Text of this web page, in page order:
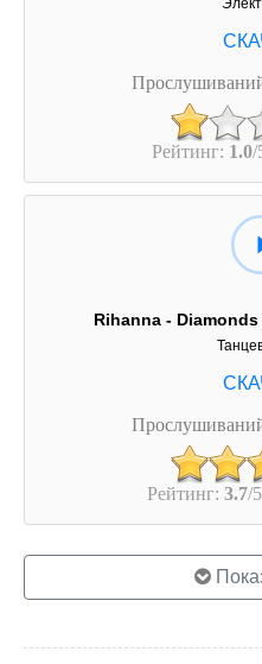
Рейтинг: 1.0/
Rihanna -
Рейтинг: 3.7/